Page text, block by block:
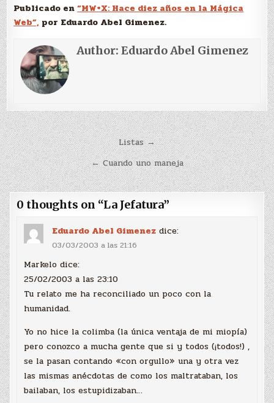
Publicado en“MW+X: Hace diez años en la Mágica
Web”, por Eduardo Abel Gimenez.
Author:Eduardo Abel Gimenez
Navegación
de
entradas
Listas →
← Cuando uno maneja
0 thoughts on “La Jefatura”
Eduardo Abel Gimenez dice:
03/03/2003 a las 21:16
Markelo dice:
25/02/2003 a las 23:10
Tu relato me ha reconciliado un poco con la
humanidad.
Yo no hice la colimba (la única ventaja de mi miopía)
pero conozco a mucha gente que si y todos (¡todos!) ,
se la pasan contando «con orgullo» una y otra vez
las mismas anécdotas de como los maltrataban, los
bailaban, los estupidizaban…